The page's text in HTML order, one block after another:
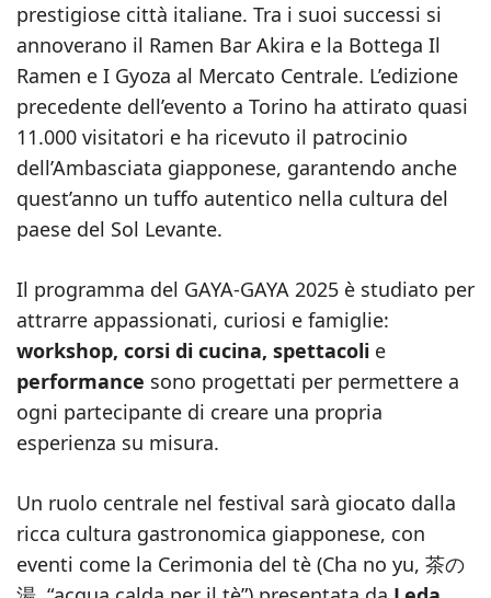
prestigiose città italiane. Tra i suoi successi si
annoverano il Ramen Bar Akira e la Bottega Il
Ramen e I Gyoza al Mercato Centrale. L’edizione
precedente dell’evento a Torino ha attirato quasi
11.000 visitatori e ha ricevuto il patrocinio
dell’Ambasciata giapponese, garantendo anche
quest’anno un tuffo autentico nella cultura del
paese del Sol Levante.
Il programma del GAYA-GAYA 2025 è studiato per
attrarre appassionati, curiosi e famiglie:
workshop, corsi di cucina, spettacoli e
performance sono progettati per permettere a
ogni partecipante di creare una propria
esperienza su misura.
Un ruolo centrale nel festival sarà giocato dalla
ricca cultura gastronomica giapponese, con
eventi come la Cerimonia del tè (Cha no yu, 茶の